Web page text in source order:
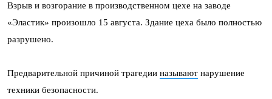
Взрыв и возгорание в производственном цехе на заводе
«Эластик» произошло 15 августа. Здание цеха было полностью
разрушено.
Предварительной причиной трагедии называют нарушение
техники безопасности.